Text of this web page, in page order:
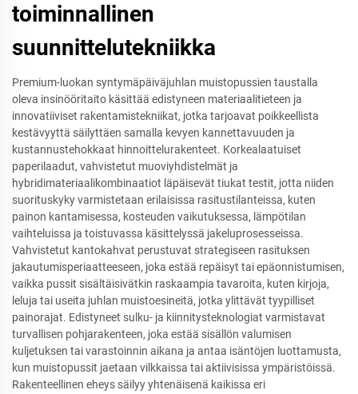
toiminnallinen
suunnittelutekniikka
Premium-luokan syntymäpäiväjuhlan muistopussien taustalla
oleva insinööritaito käsittää edistyneen materiaalitieteen ja
innovatiiviset rakentamistekniikat, jotka tarjoavat poikkeellista
kestävyyttä säilyttäen samalla kevyen kannettavuuden ja
kustannustehokkaat hinnoittelurakenteet. Korkealaatuiset
paperilaadut, vahvistetut muoviyhdistelmät ja
hybridimateriaalikombinaatiot läpäisevät tiukat testit, jotta niiden
suorituskyky varmistetaan erilaisissa rasitustilanteissa, kuten
painon kantamisessa, kosteuden vaikutuksessa, lämpötilan
vaihteluissa ja toistuvassa käsittelyssä jakeluprosesseissa.
Vahvistetut kantokahvat perustuvat strategiseen rasituksen
jakautumisperiaatteeseen, joka estää repäisyt tai epäonnistumisen,
vaikka pussit sisältäisivätkin raskaampia tavaroita, kuten kirjoja,
leluja tai useita juhlan muistoesineitä, jotka ylittävät tyypilliset
painorajat. Edistyneet sulku- ja kiinnitysteknologiat varmistavat
turvallisen pohjarakenteen, joka estää sisällön valumisen
kuljetuksen tai varastoinnin aikana ja antaa isäntöjen luottamusta,
kun muistopussit jaetaan vilkkaissa tai aktiivisissa ympäristöissä.
Rakenteellinen eheys säilyy yhtenäisenä kaikissa eri